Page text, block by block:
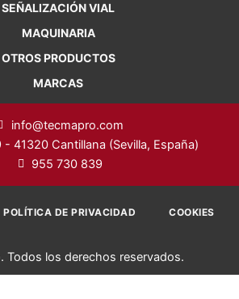
SEÑALIZACIÓN VIAL
MAQUINARIA
OTROS PRODUCTOS
MARCAS
info@tecmapro.com
- 41320 Cantillana (Sevilla, España)
955 730 839
Todos los derechos reservados.
POLÍTICA DE PRIVACIDAD COOKIES